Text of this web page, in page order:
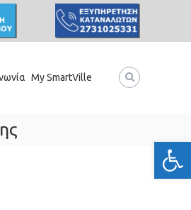
My SmartVille